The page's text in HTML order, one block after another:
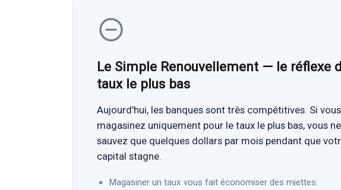
Le Simple Renouvellement — le réflexe
taux le plus bas
Aujourd'hui, les banques sont très compétitives. Si vous
magasinez uniquement pour le taux le plus bas, vous ne
sauvez que quelques dollars par mois pendant que
capital stagne.
Magasiner un taux vous fait économiser des miettes.